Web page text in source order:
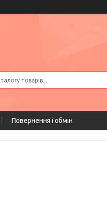
Повернення і обмін